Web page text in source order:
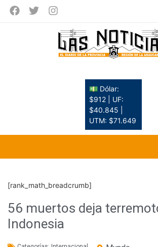
💵 Dólar:
$912 | UF:
$40.845 |
UTM: $71.649
[rank_math_breadcrumb]
56 muertos deja
Indonesia